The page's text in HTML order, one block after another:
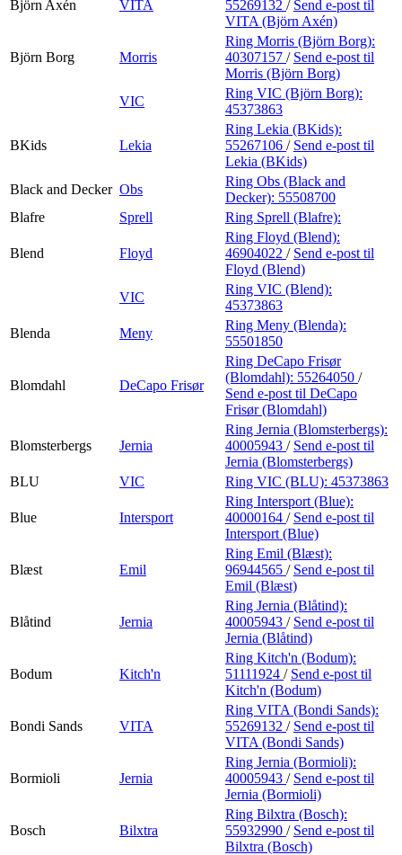
Björn Axén VITA 55269132 / Send e-post til
VITA (Björn Axén)
Björn Borg Morris
Ring Morris (Björn Borg):
40307157 / Send e-post til
Morris (Björn Borg)
VIC
Ring VIC (Björn Borg):
45373863
BKids Lekia
Ring Lekia (BKids):
55267106 / Send e-post til
Lekia (BKids)
Black and Decker Obs
Ring Obs (Black and
Decker): 55508700
Blafre
Sprell Ring Sprell (Blafre):
Blend Floyd
Ring Floyd (Blend):
46904022 / Send e-post til
Floyd (Blend)
VIC
Ring VIC (Blend):
45373863
Blenda
Meny
Ring Meny (Blenda):
55501850
Blomdahl DeCapo Frisør
Ring DeCapo Frisør
(Blomdahl): 55264050 /
Send e-post til DeCapo
Frisør (Blomdahl)
Blomsterbergs Jernia
Ring Jernia (Blomsterbergs):
40005943 / Send e-post til
Jernia (Blomsterbergs)
BLU
VIC Ring VIC (BLU): 45373863
Blue Intersport
Ring Intersport (Blue):
40000164 / Send e-post til
Intersport (Blue)
Blæst Emil
Ring Emil (Blæst):
96944565 / Send e-post til
Emil (Blæst)
Blåtind Jernia
Ring Jernia (Blåtind):
40005943 / Send e-post til
Jernia (Blåtind)
Bodum Kitch'n
Ring Kitch'n (Bodum):
51111924 / Send e-post til
Kitch'n (Bodum)
Bondi Sands VITA
Ring VITA (Bondi Sands):
55269132 / Send e-post til
VITA (Bondi Sands)
Bormioli Jernia
Ring Jernia (Bormioli):
40005943 / Send e-post til
Jernia (Bormioli)
Bosch Bilxtra
Ring Bilxtra (Bosch):
55932990 / Send e-post til
Bilxtra (Bosch)